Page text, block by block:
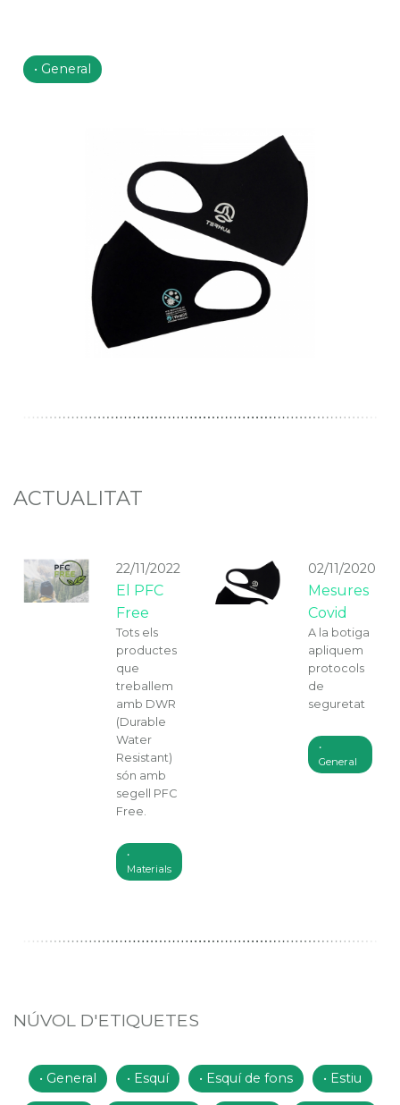
General
ACTUALITAT
22/11/2022
El PFC
Free
Tots els
productes
que
treballem
amb DWR
(Durable
Water
Resistant)
són amb
segell PFC
Free.
Materials
02/11/2020
Mesures
Covid
A la botiga
apliquem
protocols
de
seguretat
General
NÚVOL D'ETIQUETES
General Esquí Esquí de fons Estiu